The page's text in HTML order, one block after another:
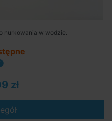
nurkowania w wodzie.
zł